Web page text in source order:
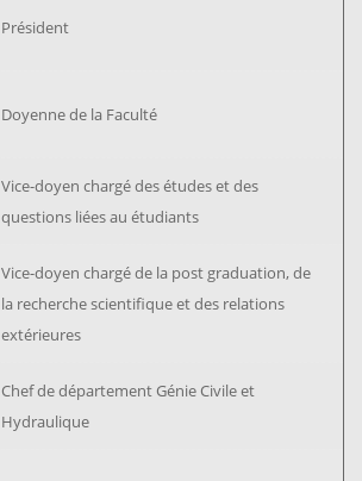
Président
Doyenne de la Faculté
Vice-doyen chargé des études et des
questions liées au étudiants
Vice-doyen chargé de la post graduation, de
la recherche scientifique et des relations
extérieures
Chef de département Génie Civile et
Hydraulique